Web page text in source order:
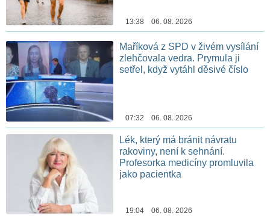
13:38 06. 08. 2026
Maříková z SPD v živém vysílání
zlehčovala vedra. Prymula ji
setřel, když vytáhl děsivé číslo
07:32 06. 08. 2026
Lék, který má bránit návratu
rakoviny, není k sehnání.
Profesorka medicíny promluvila
jako pacientka
19:04 06. 08. 2026